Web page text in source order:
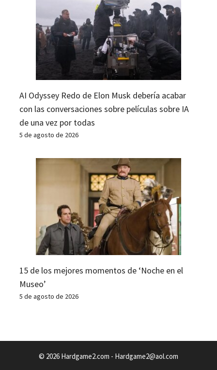
AI Odyssey Redo de Elon Musk debería acabar
con las conversaciones sobre películas sobre IA
de una vez por todas
5 de agosto de 2026
15 de los mejores momentos de ‘Noche en el
Museo’
5 de agosto de 2026
© 2026 Hardgame2.com - Hardgame2@aol.com